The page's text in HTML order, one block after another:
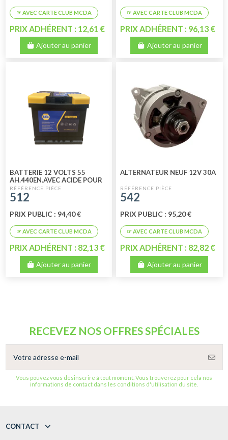
PRIX ADHÉRENT : 12,61 €
Ajouter au panier
PRIX ADHÉRENT : 96,13 €
Ajouter au panier
BATTERIE 12 VOLTS 55
AH.440EN.AVEC ACIDE POUR
VENTE AU COMPTOIR
512
PRIX PUBLIC : 94,40 €
PRIX ADHÉRENT : 82,13 €
Ajouter au panier
ALTERNATEUR NEUF 12V 30A
542
PRIX PUBLIC : 95,20 €
PRIX ADHÉRENT : 82,82 €
Ajouter au panier
RECEVEZ NOS OFFRES SPÉCIALES
Vous pouvez vous désinscrire à tout moment. Vous trouverez pour cela nos
informations de contact dans les conditions d'utilisation du site.
CONTACT